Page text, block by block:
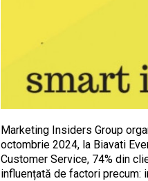
Marketing Insiders Group
octombrie 2024, la Biavati
Customer Service, 74% din
influențată de factori precum: